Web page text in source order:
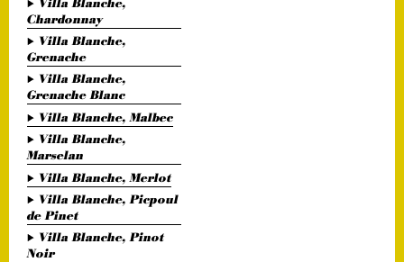
Villa Blanche,
Chardonnay
Villa Blanche,
Grenache
Villa Blanche,
Grenache Blanc
Villa Blanche, Malbec
Villa Blanche,
Marselan
Villa Blanche, Merlot
Villa Blanche, Picpoul
de Pinet
Villa Blanche, Pinot
Noir